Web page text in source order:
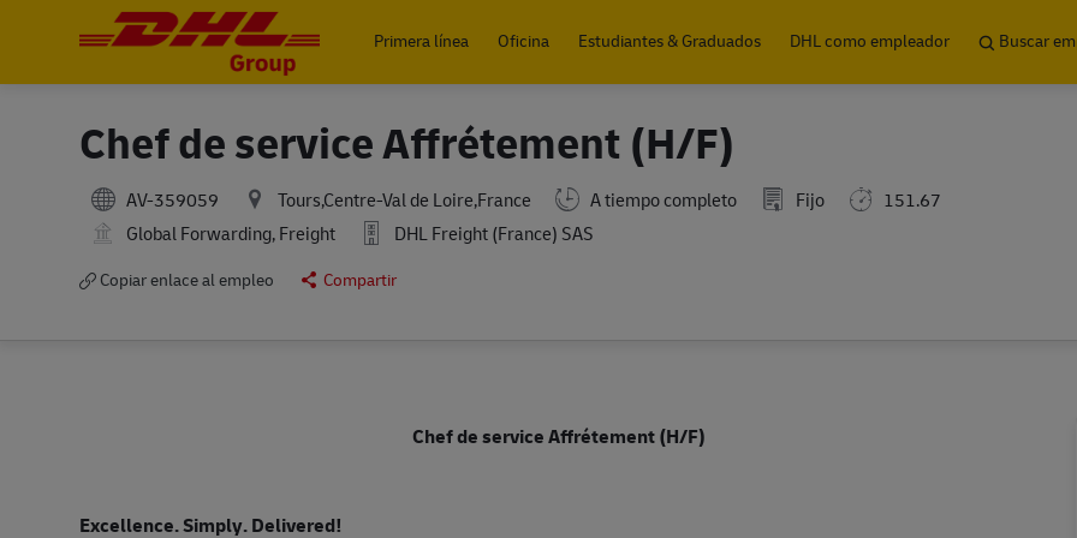
Primera línea
Oficina Estudiantes & Graduados DHL como empleador Buscar
Chef de service Affrétement (H/F)
AV-359059 Tours,Centre-Val de Loire,France A tiempo completo Fijo
151.67
Global Forwarding, Freight
DHL Freight (France) SAS
Copiar enlace al empleo Compartir
Chef de service Affrétement (H/F)
Excellence. Simply. Delivered!